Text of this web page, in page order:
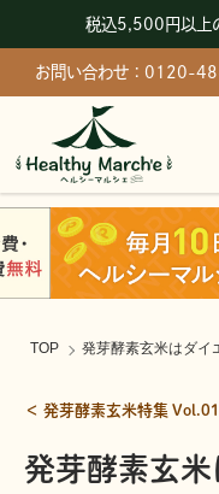
税込5,500円以上
お問い合わせ：0120-
TOP 発芽酵素玄米はダイ
＜ 発芽酵素玄米特集
発芽酵素玄